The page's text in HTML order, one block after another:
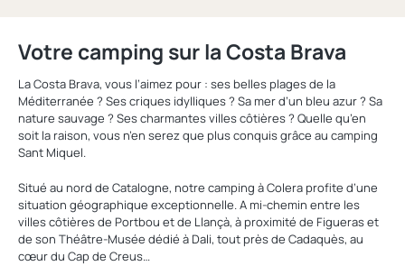
Votre camping sur la Costa Brava
La Costa Brava, vous l’aimez pour : ses belles plages de la
Méditerranée ? Ses criques idylliques ? Sa mer d’un bleu azur ? Sa
nature sauvage ? Ses charmantes villes côtières ? Quelle qu’en
soit la raison, vous n’en serez que plus conquis grâce au camping
Sant Miquel.
Situé au nord de Catalogne, notre camping à Colera profite d’une
situation géographique exceptionnelle. A mi-chemin entre les
villes côtières de Portbou et de Llançà, à proximité de Figueras et
de son Théâtre-Musée dédié à Dali, tout près de Cadaquès, au
cœur du Cap de Creus…